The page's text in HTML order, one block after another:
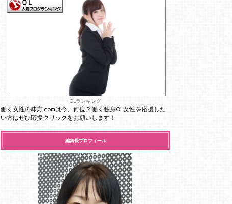
OLランキング
働く女性の味方.comは今、何位？働く独身OL女性を応援した
い方はぜひ応援クリックをお願いします！
編集長プロフィール